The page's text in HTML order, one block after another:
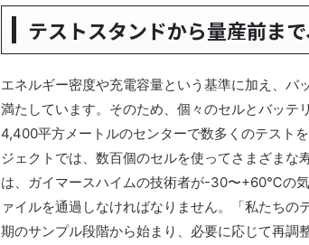
テストスタンドから量産前ま
エネルギー密度や充電容量という基準に加え、バ
満たしています。そのため、個々のセルとバッテ
4,400平方メートルのセンターで数多くのテスト
ジェクトでは、数百個のセルを使ってさまざまな
は、ガイマースハイムの技術者が-30〜+60℃の
ァイルを通過しなければなりません。「私たち
期のサンプル段階から始まり、必要に応じて再調